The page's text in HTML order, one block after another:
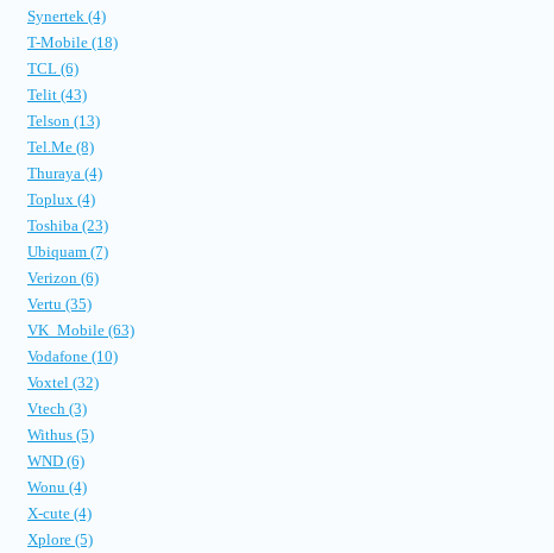
Synertek (4)
T-Mobile (18)
TCL (6)
Telit (43)
Telson (13)
Tel.Me (8)
Thuraya (4)
Toplux (4)
Toshiba (23)
Ubiquam (7)
Verizon (6)
Vertu (35)
VK_Mobile (63)
Vodafone (10)
Voxtel (32)
Vtech (3)
Withus (5)
WND (6)
Wonu (4)
X-cute (4)
Xplore (5)